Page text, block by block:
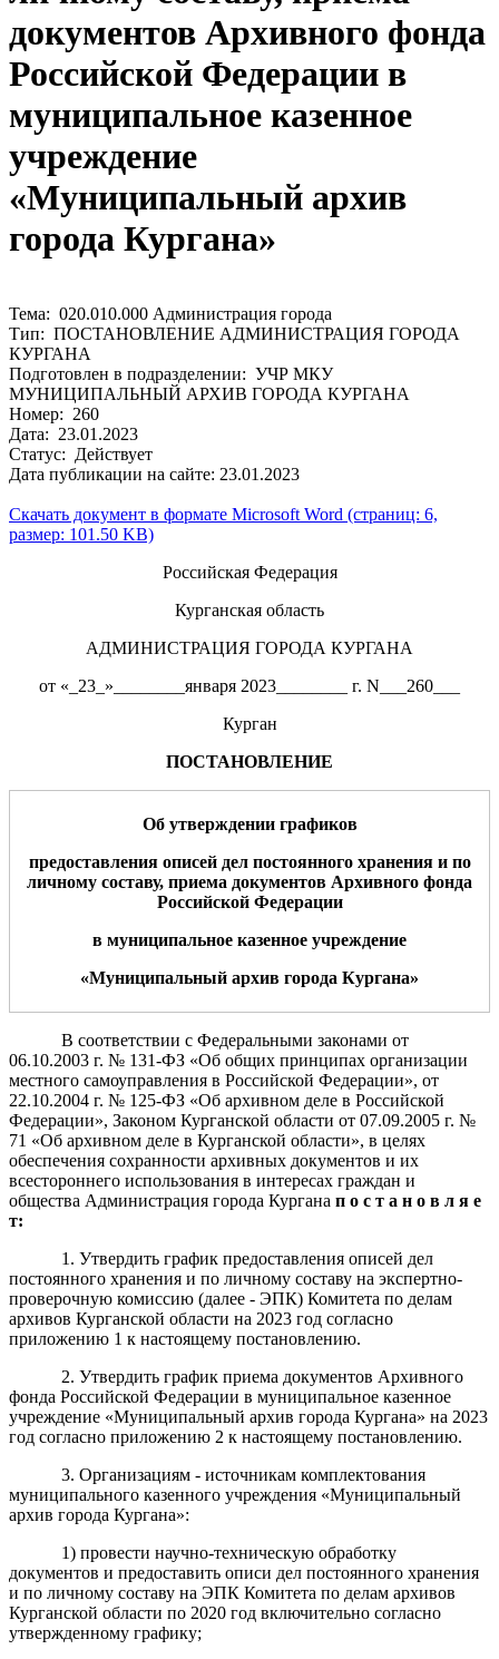
документов Архивного фонда
Российской Федерации в
муниципальное казенное
учреждение
«Муниципальный архив
города Кургана»
Тема: 020.010.000 Администрация города
Тип: ПОСТАНОВЛЕНИЕ АДМИНИСТРАЦИЯ ГОРОДА
КУРГАНА
Подготовлен в подразделении: УЧР МКУ
МУНИЦИПАЛЬНЫЙ АРХИВ ГОРОДА КУРГАНА
Номер: 260
Дата: 23.01.2023
Статус: Действует
Дата публикации на сайте: 23.01.2023
Скачать документ в формате Microsoft Word (страниц: 6,
размер: 101.50 KB)
Российская Федерация
Курганская область
АДМИНИСТРАЦИЯ ГОРОДА КУРГАНА
от «_23_»________января 2023________ г. N___260___
Курган
ПОСТАНОВЛЕНИЕ
Об утверждении графиков
предоставления описей дел постоянного хранения и по
личному составу, приема документов Архивного фонда
Российской Федерации
в муниципальное казенное учреждение
«Муниципальный архив города Кургана»
В соответствии с Федеральными законами от
06.10.2003 г. № 131-ФЗ «Об общих принципах организации
местного самоуправления в Российской Федерации», от
22.10.2004 г. № 125-ФЗ «Об архивном деле в Российской
Федерации», Законом Курганской области от 07.09.2005 г. №
71 «Об архивном деле в Курганской области», в целях
обеспечения сохранности архивных документов и их
всестороннего использования в интересах граждан и
общества Администрация города Кургана п о с т а н о в л я е
т:
1. Утвердить график предоставления описей дел
постоянного хранения и по личному составу на экспертно-
проверочную комиссию (далее - ЭПК) Комитета по делам
архивов Курганской области на 2023 год согласно
приложению 1 к настоящему постановлению.
2. Утвердить график приема документов Архивного
фонда Российской Федерации в муниципальное казенное
учреждение «Муниципальный архив города Кургана» на 2023
год согласно приложению 2 к настоящему постановлению.
3. Организациям - источникам комплектования
муниципального казенного учреждения «Муниципальный
архив города Кургана»:
1) провести научно-техническую обработку
документов и предоставить описи дел постоянного хранения
и по личному составу на ЭПК Комитета по делам архивов
Курганской области по 2020 год включительно согласно
утвержденному графику;